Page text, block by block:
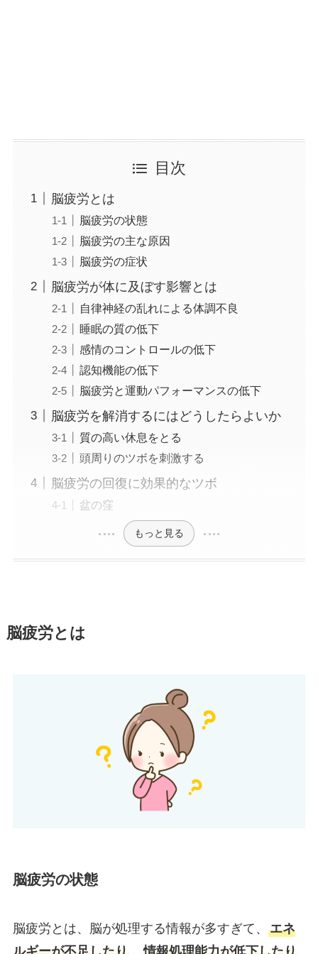
目次
脳疲労とは
脳疲労の状態
脳疲労の主な原因
脳疲労の症状
脳疲労が体に及ぼす影響とは
自律神経の乱れによる体調不良
睡眠の質の低下
感情のコントロールの低下
認知機能の低下
脳疲労と運動パフォーマンスの低下
脳疲労を解消するにはどうしたらよいか
質の高い休息をとる
頭周りのツボを刺激する
脳疲労の回復に効果的なツボ
盆の窪
もっと見る
脳疲労とは
脳疲労の状態
脳疲労とは、脳が処理する情報が多すぎて、 エネ